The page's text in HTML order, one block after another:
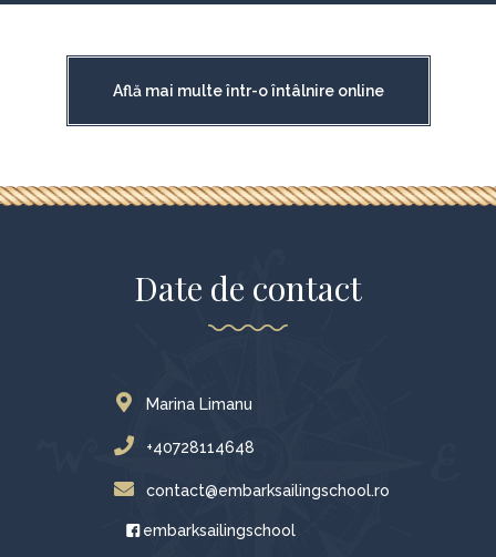
Află mai multe într-o întâlnire online
Date de contact
Marina Limanu
+40728114648
contact@embarksailingschool.ro
embarksailingschool